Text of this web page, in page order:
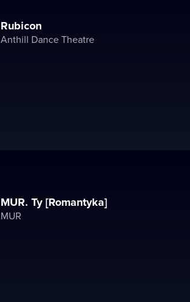
Rubicon
Anthill Dance Theatre
MUR. Ty [Romantyka]
MUR